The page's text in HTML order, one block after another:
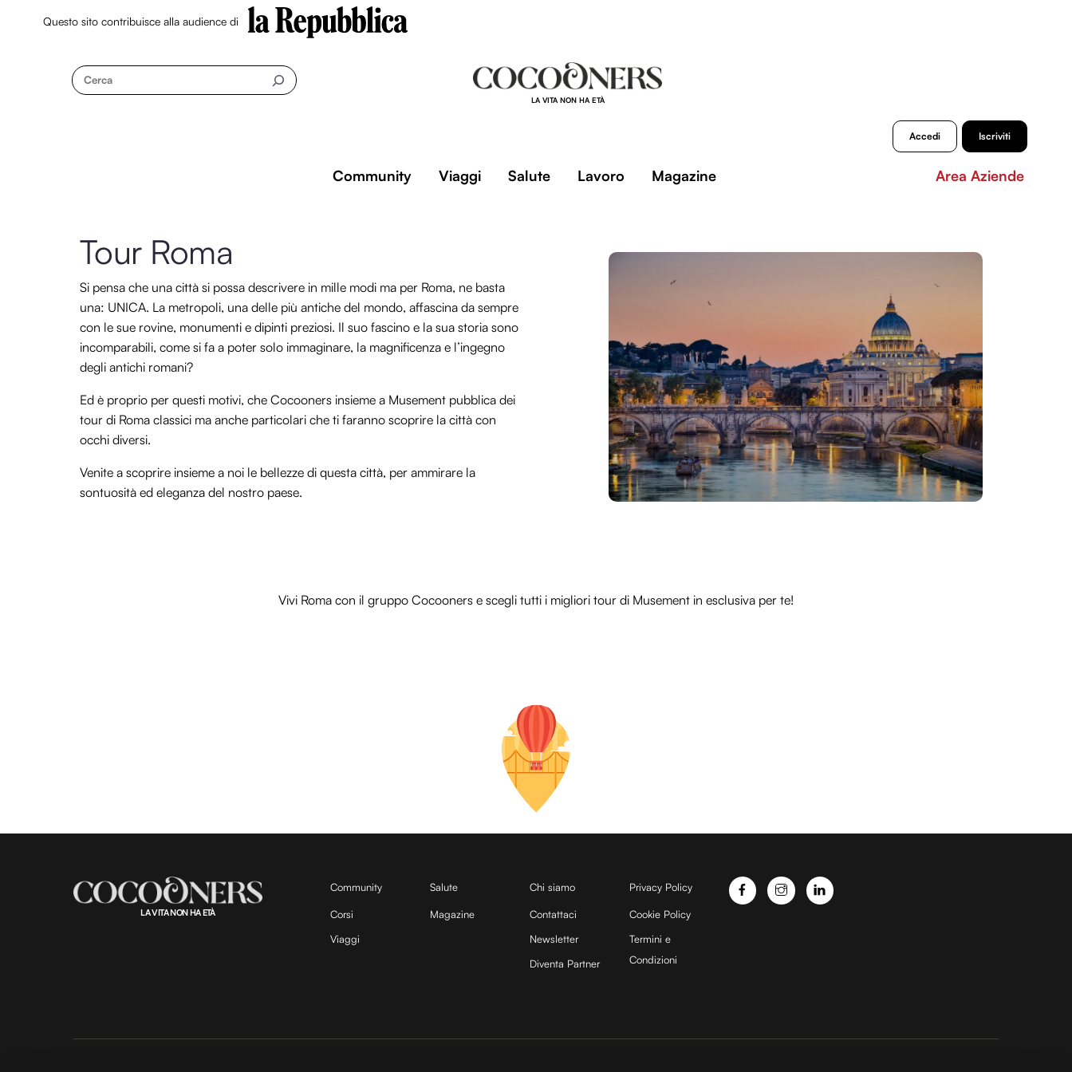
Questo sito contribuisce alla audience di
Cerca
LA VITA NON HA ETÀ
Accedi Iscriviti
Community Viaggi Salute Lavoro Magazine Area Aziende
Tour Roma
Si pensa che una città si possa descrivere in mille modi ma per Roma, ne basta
una: UNICA. La metropoli, una delle più antiche del mondo, affascina da sempre
con le sue rovine, monumenti e dipinti preziosi. Il suo fascino e la sua storia sono
incomparabili, come si fa a poter solo immaginare, la magnificenza e l’ingegno
degli antichi romani?
Ed è proprio per questi motivi, che Cocooners insieme a Musement pubblica dei
tour di Roma classici ma anche particolari che ti faranno scoprire la città con
occhi diversi.
Venite a scoprire insieme a noi le bellezze di questa città, per ammirare la
sontuosità ed eleganza del nostro paese.
Vivi Roma con il gruppo Cocooners e scegli tutti i migliori tour di Musement in esclusiva per te!
LA VITA NON HA ETÀ
Community
Corsi
Viaggi
Salute
Magazine
Chi siamo
Contattaci
Newsletter
Diventa Partner
Privacy Policy
Cookie Policy
Termini e
Condizioni